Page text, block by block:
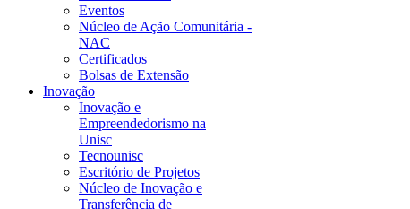
Eventos
Núcleo de Ação Comunitária -
NAC
Certificados
Bolsas de Extensão
Inovação
Inovação e
Empreendedorismo na
Unisc
Tecnounisc
Escritório de Projetos
Núcleo de Inovação e
Transferência de